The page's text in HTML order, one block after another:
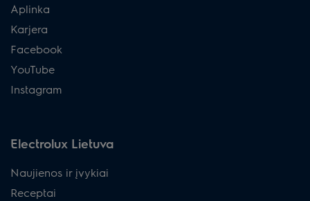
Aplinka
Karjera
Facebook
YouTube
Instagram
Electrolux Lietuva
Naujienos ir įvykiai
Receptai